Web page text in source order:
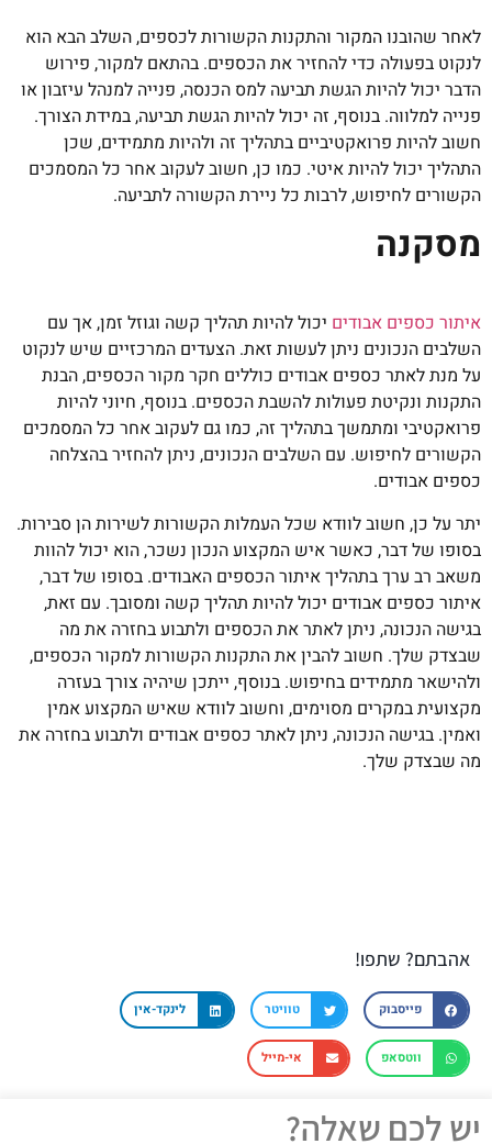
לאחר שהובנו המקור והתקנות הקשורות לכספים, השלב הבא הוא
לנקוט בפעולה כדי להחזיר את הכספים. בהתאם למקור, פירוש
הדבר יכול להיות הגשת תביעה למס הכנסה, פנייה למנהל עיזבון או
פנייה למלווה. בנוסף, זה יכול להיות הגשת תביעה, במידת הצורך.
חשוב להיות פרואקטיביים בתהליך זה ולהיות מתמידים, שכן
התהליך יכול להיות איטי. כמו כן, חשוב לעקוב אחר כל המסמכים
הקשורים לחיפוש, לרבות כל ניירת הקשורה לתביעה.
מסקנה
איתור כספים אבודים יכול להיות תהליך קשה וגוזל זמן, אך עם
השלבים הנכונים ניתן לעשות זאת. הצעדים המרכזיים שיש לנקוט
על מנת לאתר כספים אבודים כוללים חקר מקור הכספים, הבנת
התקנות ונקיטת פעולות להשבת הכספים. בנוסף, חיוני להיות
פרואקטיבי ומתמשך בתהליך זה, כמו גם לעקוב אחר כל המסמכים
הקשורים לחיפוש. עם השלבים הנכונים, ניתן להחזיר בהצלחה
כספים אבודים.
יתר על כן, חשוב לוודא שכל העמלות הקשורות לשירות הן סבירות.
בסופו של דבר, כאשר איש המקצוע הנכון נשכר, הוא יכול להוות
משאב רב ערך בתהליך איתור הכספים האבודים. בסופו של דבר,
איתור כספים אבודים יכול להיות תהליך קשה ומסובך. עם זאת,
בגישה הנכונה, ניתן לאתר את הכספים ולתבוע בחזרה את מה
שבצדק שלך. חשוב להבין את התקנות הקשורות למקור הכספים,
ולהישאר מתמידים בחיפוש. בנוסף, ייתכן שיהיה צורך בעזרה
מקצועית במקרים מסוימים, וחשוב לוודא שאיש המקצוע אמין
ואמין. בגישה הנכונה, ניתן לאתר כספים אבודים ולתבוע בחזרה את
מה שבצדק שלך.
אהבתם? שתפו!
פייסבוק טוויטר לינקד-אין
ווטסאפ אי-מייל
יש לכם שאלה?